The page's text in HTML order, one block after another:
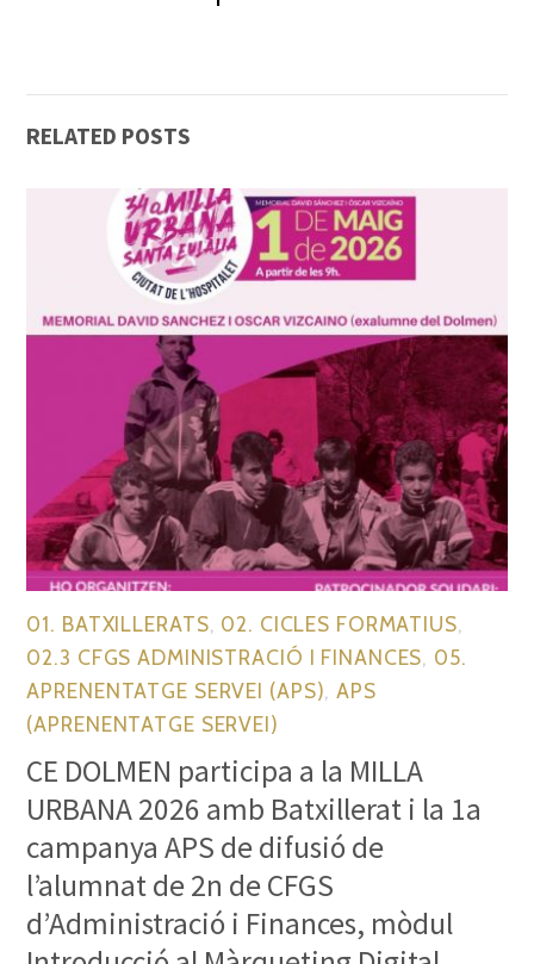
RELATED POSTS
01. BATXILLERATS 02. CICLES FORMATIUS
02.3 CFGS ADMINISTRACIÓ I FINANCES 05.
APRENENTATGE SERVEI (APS) ,APS
(APRENENTATGE SERVEI)
CE DOLMEN participa a la MILLA
URBANA 2026 amb Batxillerat i la 1a
campanya APS de difusió de
l’alumnat de 2n de CFGS
d’Administració i Finances, mòdul